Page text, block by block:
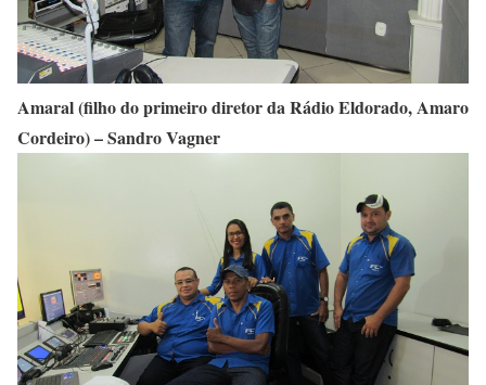
Amaral (filho do primeiro diretor da Rádio Eldorado, Amaro
Cordeiro) – Sandro Vagner